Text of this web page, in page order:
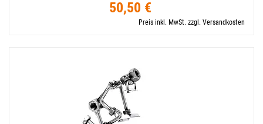
50,50 €
Preis inkl. MwSt. zzgl. Versandkosten